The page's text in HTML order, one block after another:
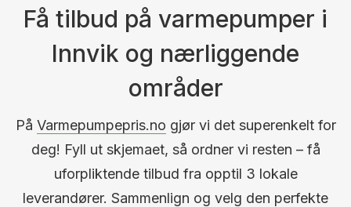
Få tilbud på varmepumper i
Innvik og nærliggende
områder
På Varmepumpepris.no gjør vi det superenkelt for
deg! Fyll ut skjemaet, så ordner vi resten – få
uforpliktende tilbud fra opptil 3 lokale
leverandører. Sammenlign og velg den perfekte